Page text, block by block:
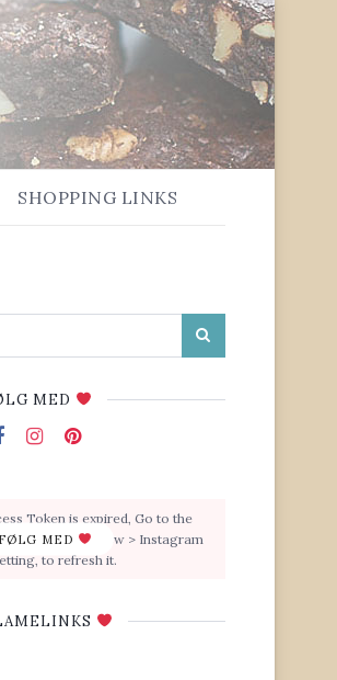
SHOPPING LINKS
MED
FØLG MED
Token is expired, Go to the
Social, Like & View > Instagram
to refresh it.